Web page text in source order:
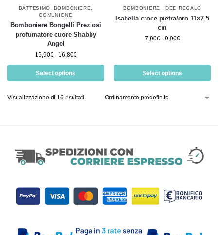
BATTESIMO BOMBONIERE
COMUNIONE
Bomboniere Bongelli Preziosi
profumatore cuore Shabby
Angel
15,90€ - 16,80€
Select options
BOMBONIERE IDEE REGALO
Isabella croce pietra/oro 11×7.5
cm
7,90€ - 9,90€
Select options
Visualizzazione di 16 risultati